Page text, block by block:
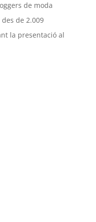
de moda
de 2.009
la presentació al